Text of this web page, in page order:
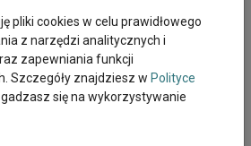
pliki cookies w celu prawidłowego
z narzędzi analitycznych i
zapewniania funkcji
Szczegóły znajdziesz w Polityce
się na wykorzystywanie